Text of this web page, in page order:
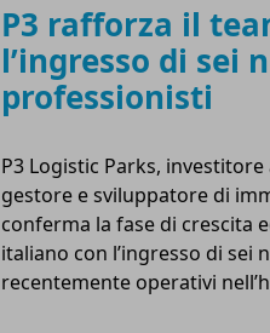
P3 rafforza il
l’ingresso di sei
professionisti
P3 Logistic Parks,
gestore e sviluppatore di
conferma la fase di crescita
italiano con l’ingresso di sei
recentemente operativi